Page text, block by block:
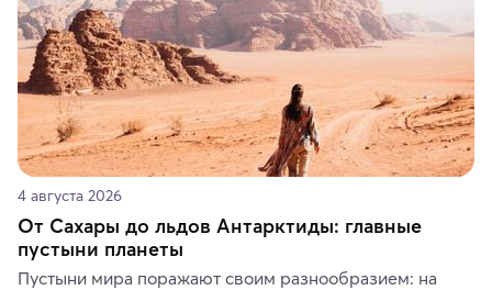
4 августа 2026
От Сахары до льдов Антарктиды: главные
пустыни планеты
Пустыни мира поражают своим разнообразием: на